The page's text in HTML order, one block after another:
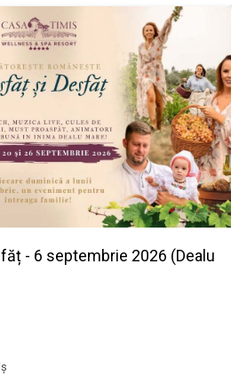
- 6 septembrie 2026 (Dealu